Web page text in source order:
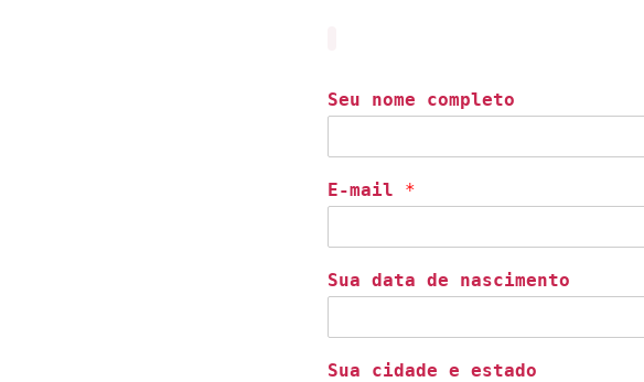
Seu nome completo
E-mail *
Sua data de nascimento
Sua cidade e estado